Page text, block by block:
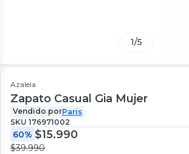
1/5
Azaleia
Zapato Casual Gia Mujer
Vendido porParis
SKU 176971002
60% $15.990
$39.990